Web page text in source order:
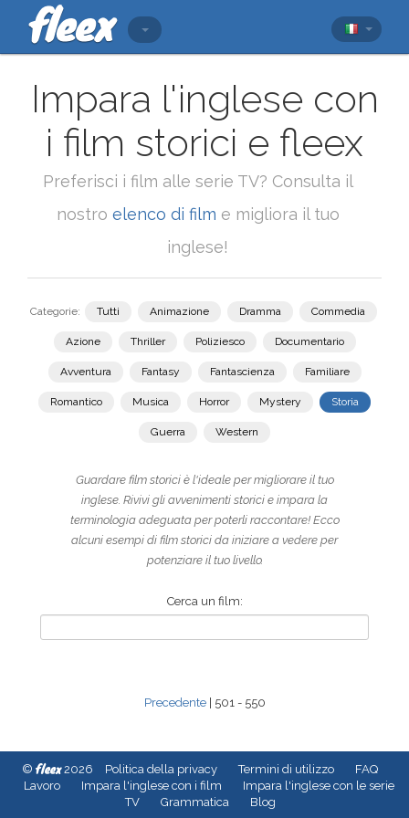
Impara l'inglese con
i film storici e fleex
Preferisci i film alle serie TV? Consulta il
nostro elenco di film e migliora il tuo
inglese!
Categorie: Tutti Animazione Dramma Commedia
Azione Thriller Poliziesco Documentario
Avventura Fantasy Fantascienza Familiare
Romantico Musica Horror Mystery Storia
Guerra Western
Guardare film storici è l'ideale per migliorare il tuo
inglese. Rivivi gli avvenimenti storici e impara la
terminologia adeguata per poterli raccontare! Ecco
alcuni esempi di film storici da iniziare a vedere per
potenziare il tuo livello.
Cerca un film:
Precedente| 501 - 550
© fleex2026 Politica della privacy Termini di utilizzo
FAQ
Lavoro
Impara l'inglese con i film
Impara l'inglese con le serie
TV
Grammatica Blog